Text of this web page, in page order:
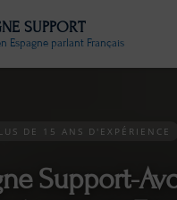
SUPPORT
Espagne parlant Français
DE 15 ANS D'EXPÉRIENCE
Support-